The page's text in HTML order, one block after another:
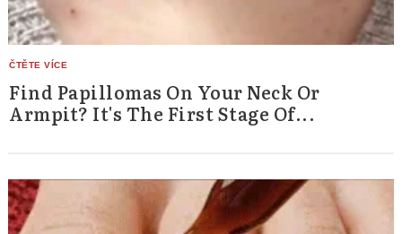
Find Papillomas On Your Neck Or
Armpit? It's The First Stage Of...